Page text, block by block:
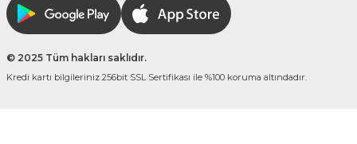
© 2025 Tüm hakları saklıdır.
Kredi kartı bilgileriniz 256bit SSL Sertifikası ile %100 koruma altındadır.